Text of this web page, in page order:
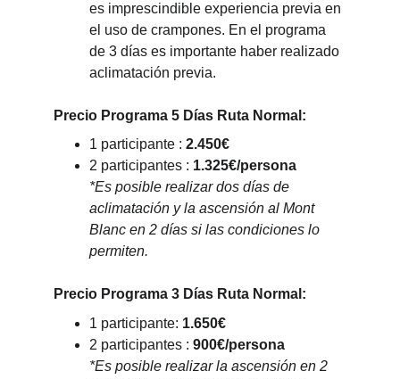
es imprescindible experiencia previa en
el uso de crampones. En el programa
de 3 días es importante haber realizado
aclimatación previa.
Precio Programa 5 Días Ruta Normal:
1 participante : 2.450€
2 participantes : 1.325€/persona
*Es posible realizar dos días de
aclimatación y la ascensión al Mont
Blanc en 2 días si las condiciones lo
permiten.
Precio Programa 3 Días Ruta Normal:
1 participante: 1.650€
2 participantes : 900€/persona
*Es posible realizar la ascensión en 2